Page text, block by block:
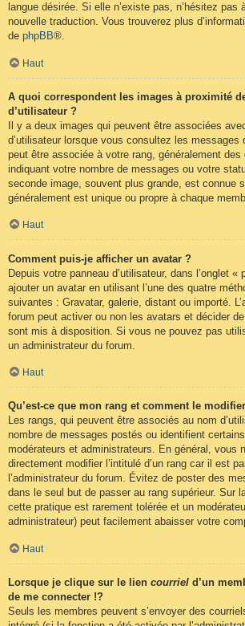
langue désirée. Si elle n’existe pas, n’hésitez pas
nouvelle traduction. Vous trouverez plus
de phpBB®.
Haut
A quoi correspondent les images à proximité
d’utilisateur ?
Il y a deux images qui peuvent être associées
d’utilisateur lorsque vous consultez les messages
peut être associée à votre rang, généralement
indiquant votre nombre de messages ou votre
seconde image, souvent plus grande, est connue
généralement est unique ou propre à chaque
Haut
Comment puis-je afficher un avatar ?
Depuis votre panneau d’utilisateur, dans l’onglet «
ajouter un avatar en utilisant l’une des quatre
suivantes : Gravatar, galerie, distant ou importé.
forum peut activer ou non les avatars et décider
sont mis à disposition. Si vous ne pouvez pas
un administrateur du forum.
Haut
Qu’est-ce que mon rang et comment le
Les rangs, qui peuvent être associés au nom
nombre de messages postés ou identifient
modérateurs et administrateurs. En général, vous
directement modifier l’intitulé d’un rang car il est
l’administrateur du forum. Évitez de poster des
dans le seul but de passer au rang supérieur. Sur
cette pratique est rarement tolérée et un
administrateur) peut facilement abaisser votre
Haut
Lorsque je clique sur le lien courriel d’un
de me connecter !?
Seuls les membres peuvent s’envoyer des